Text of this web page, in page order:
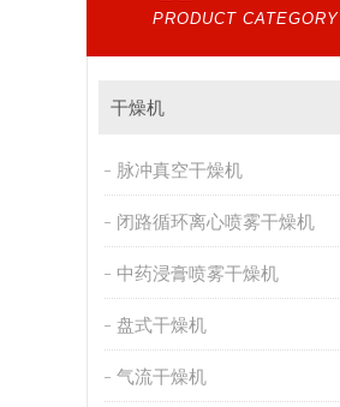
PRODUCT CATEGORY
干燥机
脉冲真空干燥机
闭路循环离心喷雾干燥机
中药浸膏喷雾干燥机
盘式干燥机
气流干燥机